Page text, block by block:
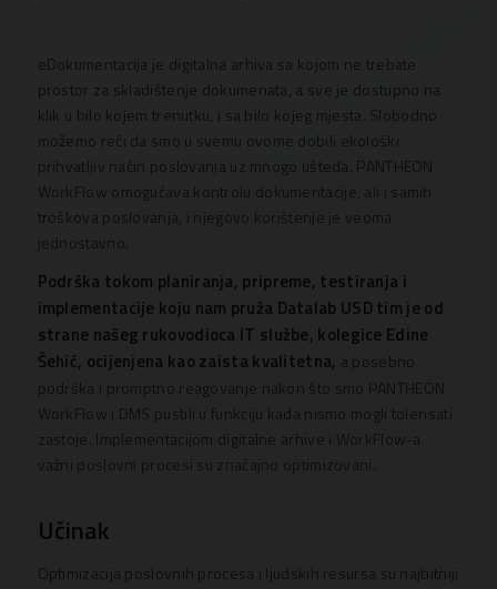
eDokumentacija je digitalna arhiva sa kojom ne trebate
prostor za skladištenje dokumenata, a sve je dostupno na
klik u bilo kojem trenutku, i sa bilo kojeg mjesta. Slobodno
možemo reći da smo u svemu ovome dobili ekološki
prihvatljiv način poslovanja uz mnogo ušteda. PANTHEON
WorkFlow omogućava kontrolu dokumentacije, ali i samih
troškova poslovanja, i njegovo korištenje je veoma
jednostavno.
Podrška tokom planiranja, pripreme, testiranja i
implementacije koju nam pruža Datalab USD tim je od
strane našeg rukovodioca IT službe, kolegice Edine
Šehić, ocijenjena kao zaista kvalitetna, a posebno
podrška i promptno reagovanje nakon što smo PANTHEON
WorkFlow i DMS pustili u funkciju kada nismo mogli tolerisati
zastoje. Implementacijom digitalne arhive i WorkFlow-a
važni poslovni procesi su značajno optimizovani.
Učinak
Optimizacija poslovnih procesa i ljudskih resursa su najbitniji